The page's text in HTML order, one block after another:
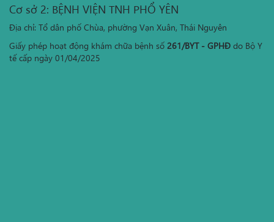
Cơ sở 2: BỆNH VIỆN TNH PHỔ YÊN
Địa chỉ: Tổ dân phố Chùa, phường Vạn Xuân, Thái Nguyên
Giấy phép hoạt động khám chữa bệnh số 261/BYT - GPHĐ do Bộ Y
tế cấp ngày 01/04/2025